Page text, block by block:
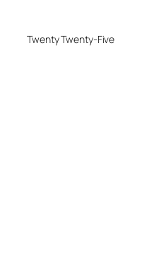
Twenty Twenty-Five